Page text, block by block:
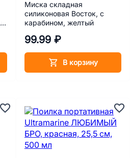
Миска складная
силиконовая Восток, с
карабином, желтый
99.99 ₽
В корзину